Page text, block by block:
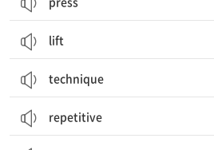
lift
technique
repetitive